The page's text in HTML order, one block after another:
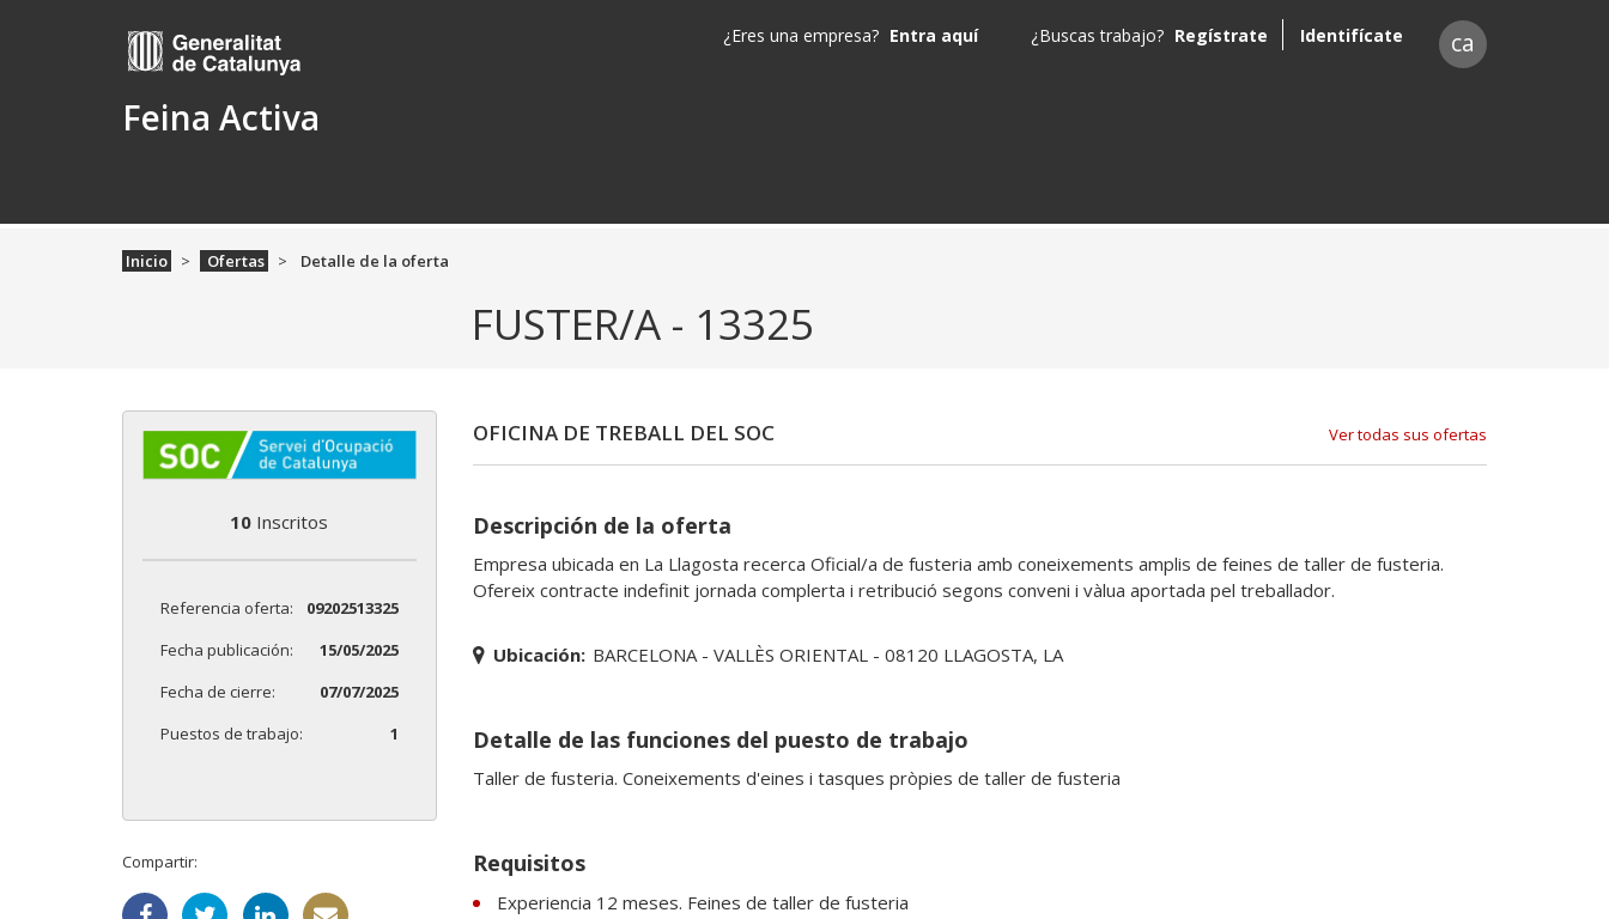
Feina Activa
¿Eres una empresa? Entra aquí ¿Buscas trabajo? Regístrate Identifícate ca
Inicio Ofertas Detalle de la oferta
FUSTER/A - 13325
10 Inscritos
Referencia oferta:
09202513325
Fecha publicación:
15/05/2025
Fecha de cierre:
07/07/2025
Puestos de trabajo:
1
Compartir:
OFICINA DE TREBALL DEL SOC Ver todas sus ofertas
Descripción de la oferta
Empresa ubicada en La Llagosta recerca Oficial/a de fusteria amb coneixements amplis de feines de taller de fusteria.
Ofereix contracte indefinit jornada complerta i retribució segons conveni i vàlua aportada pel treballador.
Ubicación: BARCELONA - VALLÈS ORIENTAL - 08120 LLAGOSTA, LA
Detalle de las funciones del puesto de trabajo
Taller de fusteria. Coneixements d'eines i tasques pròpies de taller de fusteria
Requisitos
Experiencia 12 meses. Feines de taller de fusteria